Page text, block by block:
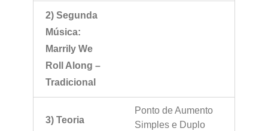
2) Segunda
Música:
Marrily We
Roll Along –
Tradicional
3) Teoria
Ponto de Aumento
Simples e Duplo